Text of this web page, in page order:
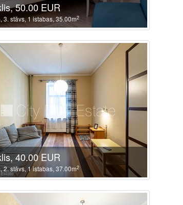
50.00 EUR
3. stāvs, 1 istabas, 35.00m2
40.00 EUR
2. stāvs, 1 istabas, 37.00m2